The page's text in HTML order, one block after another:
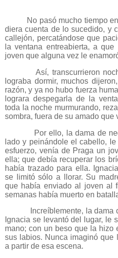
No pasó mucho tiempo
diera cuenta de lo sucedido, y
callejón, percatándose que
la ventana entreabierta, a
joven que alguna vez le
Así, transcurrieron
lograba dormir, muchos
razón, y ya no hubo fuerza
lograra despegarla de la
toda la noche murmurando,
sombra, fuera de su amado que
Por ello, la dama de
lado y peinándole el cabello,
esfuerzo, venía de Praga un
ella; que debía recuperar los
había trazado para ella.
se limitó sólo a llorar. Su
que había enviado al joven al
semanas había muerto en
Increíblemente, la
Ignacia se levantó del lugar, le
mano; con un beso que la hizo
sus labios. Nunca imaginó que
a partir de esa escena.